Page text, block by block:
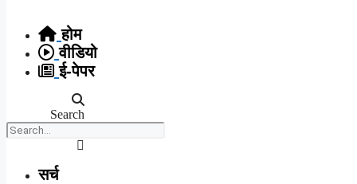
content
होम
वीडियो
ई-पेपर
Search
सर्च